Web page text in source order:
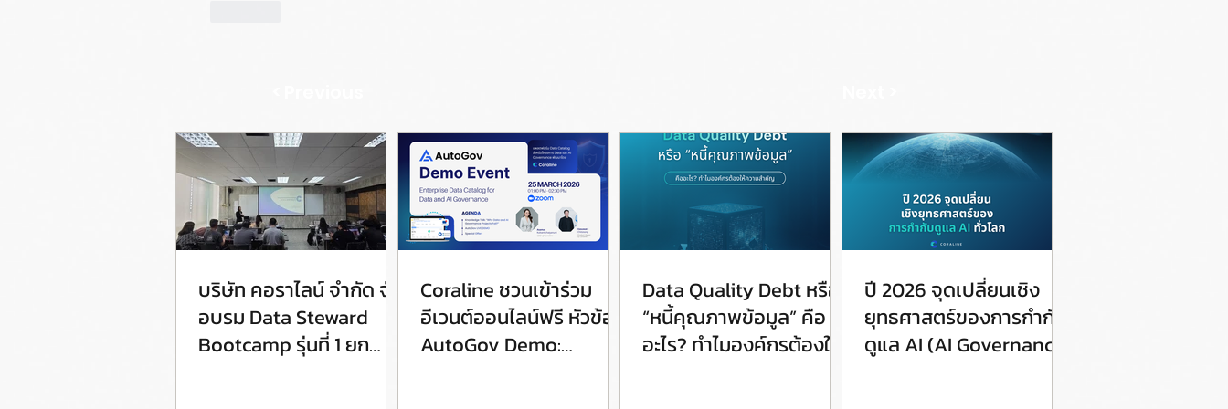
บริษัท คอราไลน์ จำกัด จัด
อบรม Data Steward
Bootcamp รุ่นที่ 1 ยก
Coraline ชวนเข้าร่วม
อีเวนต์ออนไลน์ฟรี หัวข้อ
AutoGov Demo:
Data Quality Debt หรือ
“หนี้คุณภาพข้อมูล” คือ
อะไร? ทำไมองค์กรต้องให้
ปี 2026 จุดเปลี่ยนเชิง
ยุทธศาสตร์ของการกำกับ
ดูแล AI (AI Governance)